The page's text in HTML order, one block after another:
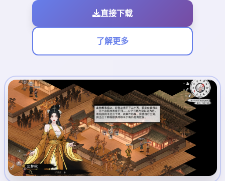
直接下载
了解更多